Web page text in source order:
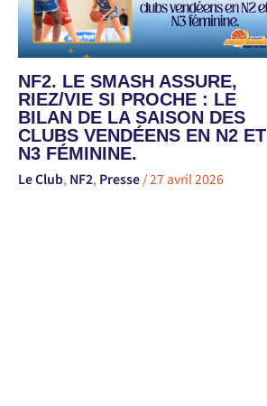
NF2. LE SMASH ASSURE,
RIEZ/VIE SI PROCHE : LE
BILAN DE LA SAISON DES
CLUBS VENDÉENS EN N2 ET
N3 FÉMININE.
Le Club, NF2, Presse /27 avril 2026